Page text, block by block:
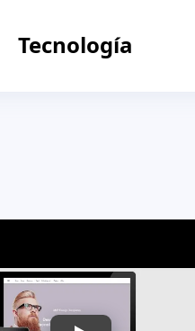
Tecnología